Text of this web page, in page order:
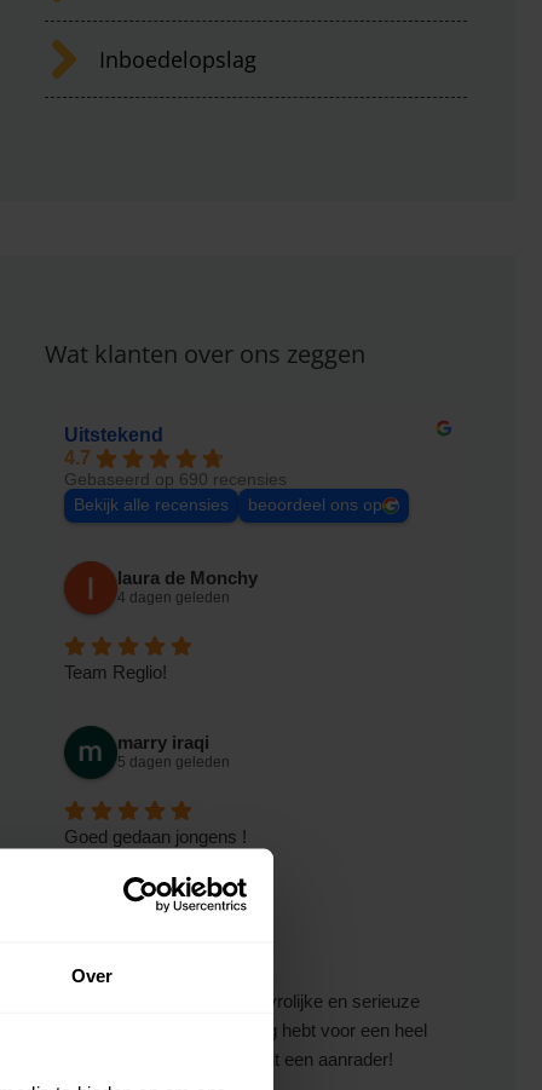
Over
Inboedelopslag
Wat klanten over ons zeggen
Uitstekend
4.7
Gebaseerd op 690 recensies
Bekijk alle recensies
beoordeel ons op
laura de Monchy
4 dagen geleden
Team Reglio!
marry iraqi
5 dagen geleden
Goed gedaan jongens !
Ingrid
Heel fijne samenwerking, vrolijke en serieuze
medewerkers. Qat je nodig hebt voor een heel
fijne en snelle verhuis. Echt een aanrader!